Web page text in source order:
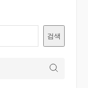
검색